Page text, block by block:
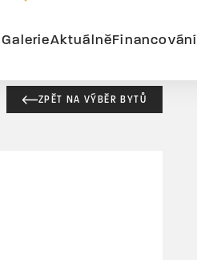
GalerieAktuálně Financování
ZPĚT NA VÝBĚR BYTŮ